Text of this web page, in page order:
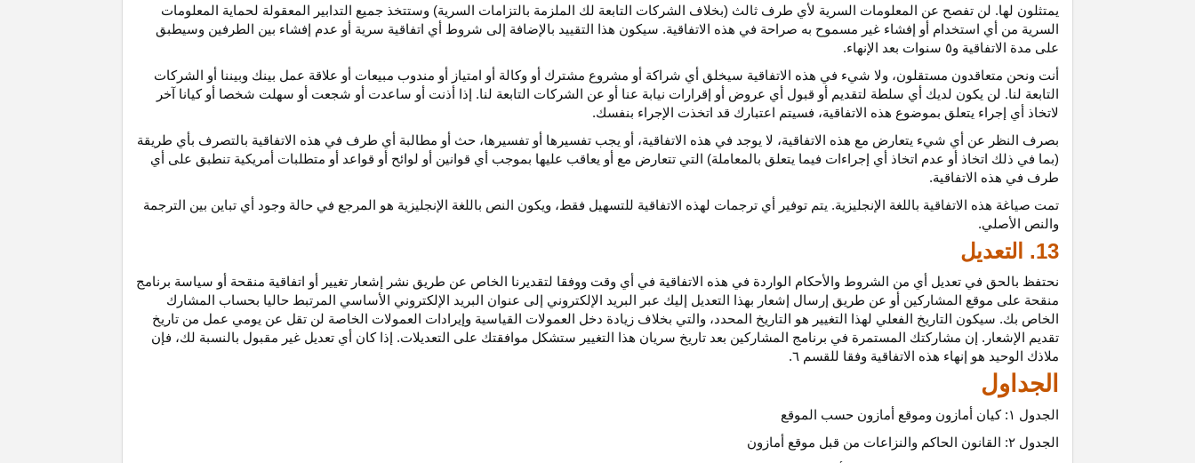
يمتثلون لها. لن تفصح عن المعلومات السرية لأي طرف ثالث (بخلاف الشركات التابعة لك الملزمة بالتزامات السرية) وستتخذ جميع التدابير المعقولة لحماية المعلومات
السرية من أي استخدام أو إفشاء غير مسموح به صراحة في هذه الاتفاقية. سيكون هذا التقييد بالإضافة إلى شروط أي اتفاقية سرية أو عدم إفشاء بين الطرفين وسيطبق
على مدة الاتفاقية و٥ سنوات بعد الإنهاء.
أنت ونحن متعاقدون مستقلون، ولا شيء في هذه الاتفاقية سيخلق أي شراكة أو مشروع مشترك أو وكالة أو امتياز أو مندوب مبيعات أو علاقة عمل بينك وبيننا أو الشركات
التابعة لنا. لن يكون لديك أي سلطة لتقديم أو قبول أي عروض أو إقرارات نيابة عنا أو عن الشركات التابعة لنا. إذا أذنت أو ساعدت أو شجعت أو سهلت شخصا أو كيانا آخر
لاتخاذ أي إجراء يتعلق بموضوع هذه
الاتفاقية، فسيتم اعتبارك قد اتخذت الإجراء بنفسك.
بصرف النظر عن أي شيء يتعارض مع هذه
الاتفاقية، لا يوجد في هذه الاتفاقية، أو يجب تفسيرها أو تفسيرها، حث أو مطالبة أي طرف في هذه الاتفاقية بالتصرف بأي طريقة
(بما في ذلك اتخاذ أو عدم اتخاذ أي إجراءات فيما يتعلق بالمعاملة) التي تتعارض مع أو يعاقب عليها بموجب أي قوانين أو لوائح أو قواعد أو متطلبات أمريكية تنطبق على أي
طرف في هذه الاتفاقية.
تمت صياغة هذه الاتفاقية باللغة الإنجليزية. يتم توفير أي ترجمات لهذه الاتفاقية للتسهيل فقط، ويكون النص باللغة الإنجليزية هو المرجع في حالة وجود أي تباين بين
الترجمة
والنص
الأصلي.
13. التعديل
نحتفظ بالحق في تعديل أي من الشروط والأحكام الواردة في هذه الاتفاقية في أي وقت ووفقا لتقديرنا الخاص عن طريق نشر إشعار تغيير أو اتفاقية منقحة أو سياسة برنامج
منقحة على موقع المشاركين أو عن طريق إرسال إشعار بهذا التعديل إليك عبر البريد الإلكتروني إلى عنوان البريد الإلكتروني الأساسي المرتبط حاليا بحساب المشارك
الخاص بك. سيكون التاريخ الفعلي لهذا التغيير هو التاريخ
المحدد، والتي بخلاف زيادة دخل العمولات القياسية وإيرادات العمولات الخاصة لن تقل عن يومي عمل من تاريخ
تقديم الإشعار. إن مشاركتك المستمرة في برنامج المشاركين بعد تاريخ سريان هذا التغيير ستشكل موافقتك على التعديلات. إذا كان أي تعديل غير مقبول بالنسبة لك، فإن
ملاذك الوحيد هو إنهاء هذه الاتفاقية وفقا للقسم ٦.
الجداول
الجدول ۱:
كيان أمازون وموقع أمازون حسب الموقع
الجدول ۲: القانون الحاكم والنزاعات من قبل موقع أمازون